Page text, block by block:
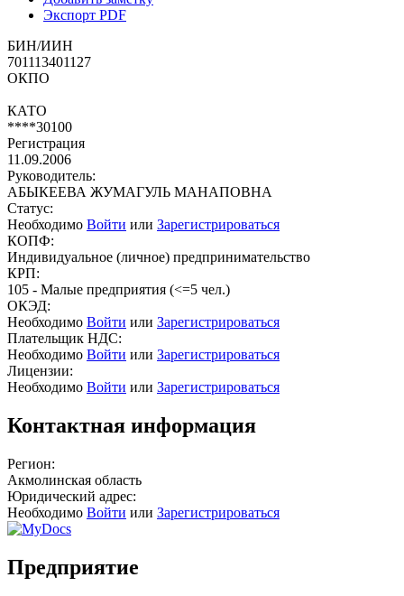
Экспорт PDF
БИН/ИИН
701113401127
ОКПО
КАТО
****30100
Регистрация
11.09.2006
Руководитель:
АБЫКЕЕВА ЖУМАГУЛЬ МАНАПОВНА
Статус:
Необходимо Войти или Зарегистрироваться
КОПФ:
Индивидуальное (личное) предпринимательство
КРП:
105 - Малые предприятия (<=5 чел.)
ОКЭД:
Необходимо Войти или Зарегистрироваться
Плательщик НДС:
Необходимо Войти или Зарегистрироваться
Лицензии:
Необходимо Войти или Зарегистрироваться
Контактная информация
Регион:
Акмолинская область
Юридический адрес:
Необходимо Войти или Зарегистрироваться
Предприятие